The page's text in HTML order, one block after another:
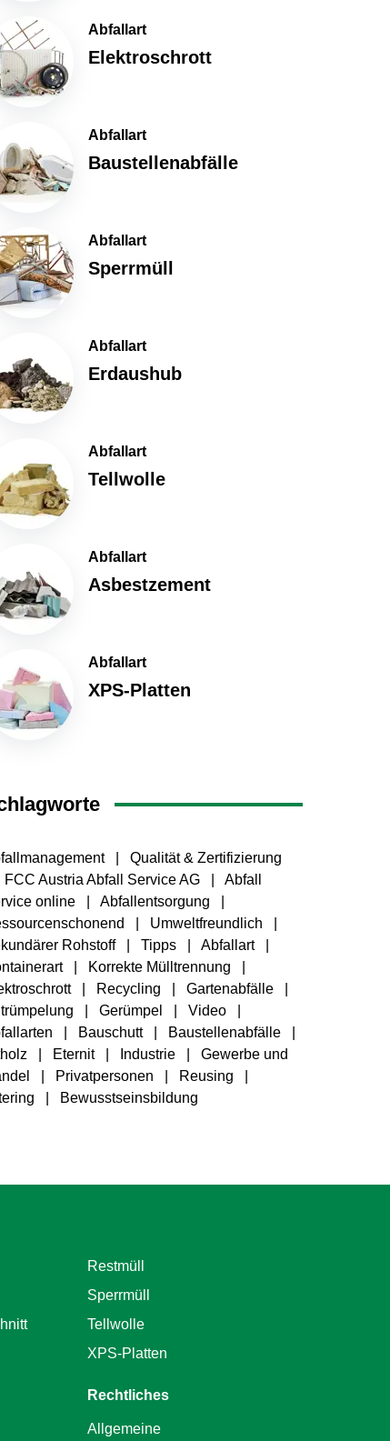
Abfallart
Elektroschrott
Abfallart
Baustellenabfälle
Abfallart
Sperrmüll
Abfallart
Erdaushub
Abfallart
Tellwolle
Abfallart
Asbestzement
Abfallart
XPS-Platten
Qualität & Zertifizierung
FCC Austria Abfall Service AG
Abfall
online
Abfallentsorgung
Umweltfreundlich
Rohstoff
Tipps
Abfallart
Korrekte Mülltrennung
Recycling
Gartenabfälle
Gerümpel
Video
Bauschutt
Baustellenabfälle
Eternit Industrie
Gewerbe und
Privatpersonen
Reusing
Bewusstseinsbildung
Restmüll
Sperrmüll
Tellwolle
XPS-Platten
Rechtliches
Allgemeine